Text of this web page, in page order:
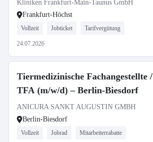
Kliniken Frankfurt-Main-Taunus GmbH
Frankfurt-Höchst
Vollzeit Jobticket Tarifvergütung
24.07.2026
Tiermedizinische Fachangestellte /
TFA (m/w/d) – Berlin-Biesdorf
ANICURA SANKT AUGUSTIN GMBH
Berlin-Biesdorf
Vollzeit Jobrad Mitarbeiterrabatte